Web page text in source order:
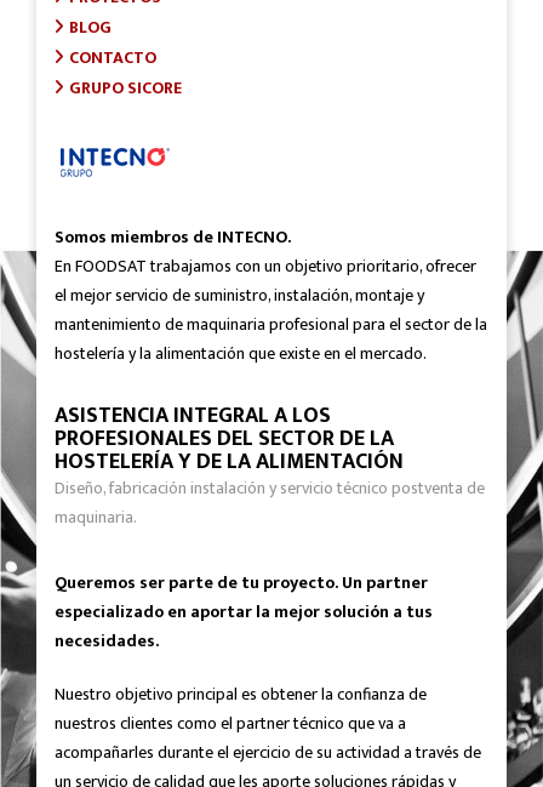
BLOG
CONTACTO
GRUPO SICORE
Somos miembros de INTECNO.
En FOODSAT trabajamos con un objetivo prioritario, ofrecer
el mejor servicio de suministro, instalación, montaje y
mantenimiento de maquinaria profesional para el sector de la
hostelería y la alimentación que existe en el mercado.
ASISTENCIA INTEGRAL A LOS
PROFESIONALES DEL SECTOR DE LA
HOSTELERÍA Y DE LA ALIMENTACIÓN
Diseño, fabricación instalación y servicio técnico postventa de
maquinaria.
Queremos ser parte de tu proyecto. Un partner
especializado en aportar la mejor solución a tus
necesidades.
Nuestro objetivo principal es obtener la confianza de
nuestros clientes como el partner técnico que va a
acompañarles durante el ejercicio de su actividad a través de